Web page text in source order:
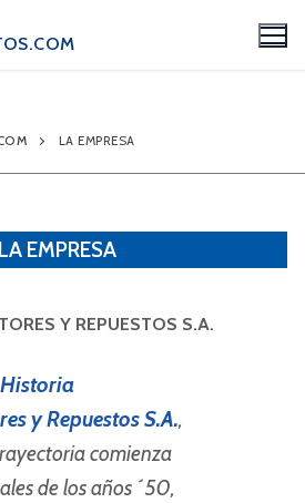
La Empresa
Marcas
Catálogo
Técnico
Contacto
LA EMPRESA
LA EMPRESA
Y REPUESTOS S.A.
y Repuestos S.A.,
comienza
de los años ´50,